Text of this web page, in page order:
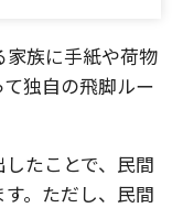
族に手紙や荷物
独自の飛脚ルー
たことで、民間
。ただし、民間